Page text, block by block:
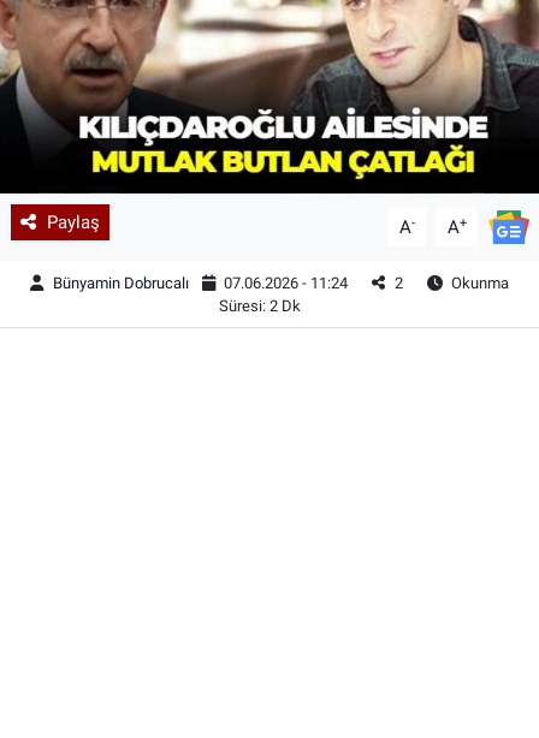
Paylaş A- A+
Bünyamin Dobrucalı 07.06.2026 - 11:24 2
Okunma
Süresi: 2 Dk